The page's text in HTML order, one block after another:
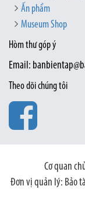
Ấn phẩm
Museum Shop
Hòm thư góp ý
Email:
Theo dõi chúng tôi
Cơ quan
Đơn vị quản lý: Bảo